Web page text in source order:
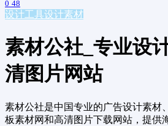
0 48
设计工具设计素材
素材公社_专业设
清图片网站
素材公社是中国专业的广告设计素材
板素材网和高清图片下载网站，提供